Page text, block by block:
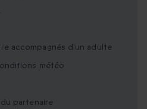
accompagnés d'un adulte
météo
partenaire